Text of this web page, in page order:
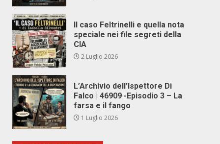
Il caso Feltrinelli e quella nota
speciale nei file segreti della
CIA
2 Luglio 2026
L’Archivio dell’Ispettore Di
Falco | 46909 -Episodio 3 – La
farsa e il fango
1 Luglio 2026